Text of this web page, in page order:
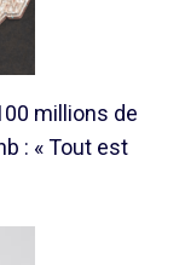
millions de
: « Tout est